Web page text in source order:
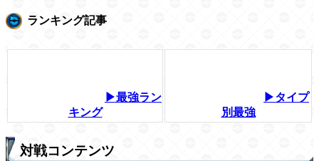
ランキング記事
▶最強ラン
キング
▶タイプ
別最強
対戦コンテンツ